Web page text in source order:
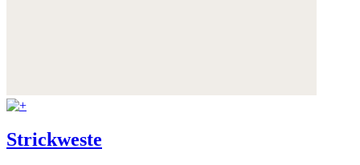
Strickweste